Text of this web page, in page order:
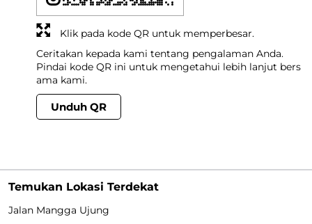
Ceritakan kepada kami tentang pengalaman Anda.
Pindai kode QR ini untuk mengetahui lebih lanjut bers
ama kami.
Unduh QR
Klik pada kode QR untuk memperbesar.
Temukan Lokasi Terdekat
Jalan Mangga Ujung